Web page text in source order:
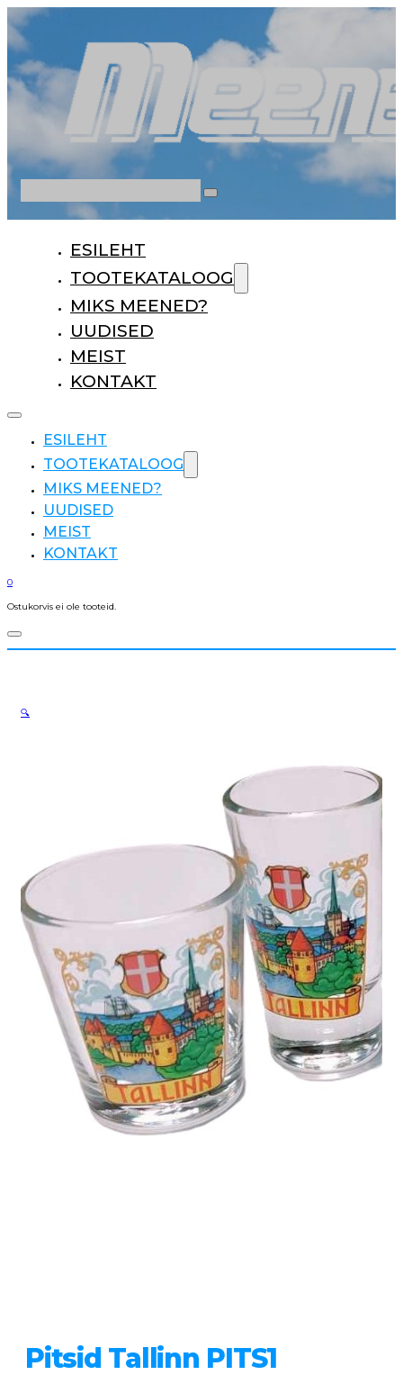
ESILEHT
TOOTEKATALOOG
MIKS MEENED?
UUDISED
MEIST
KONTAKT
ESILEHT
TOOTEKATALOOG
MIKS MEENED?
UUDISED
MEIST
KONTAKT
0
Ostukorvis ei ole tooteid.
Pitsid Tallinn PITS1
🔍